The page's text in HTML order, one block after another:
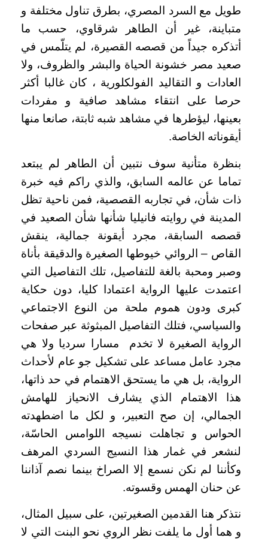
طويل مع السرد المصري، بطرق تناول مختلفة و
متباينة، غير أن الطاهر شرقاوي، حسب ما
أتذكره جيداً من قصصه القصيرة، لم يتلّمس في
صعيد مصر خشونة الحياة والبشر والظروف، ولا
العادات و التقاليد الفولكلورية ، كان غالبا أكثر
حرصا على انتقاء مشاهد صافية و مفردات
بعينها، ليؤطرها في مشاهد شبه ثابتة، صانعا منها
أيقوناته الخاصة.
بنظرة متأنية سوف نتبين أن الطاهر لم يبتعد
تماما عن عالمه السابق، والذي راكم فيه خبرة
ذات شأن، في تجاربه القصصية، فمن ناحية تظل
المدينة في روايته فانيليا شأنها شأن الصعيد في
قصصه السابقة، مجرد أيقونة جمالية، ينقش
القاص – الروائي خيوطها الصغيرة والدقيقة بأناة
وصبر ومحبة بالغة للتفاصيل، تلك التفاصيل التي
اعتمدت عليها الرواية اعتمادا كليا، دون حكاية
كبرى ودون هموم ملحة من النوع الاجتماعي
والسياسي، فتلك التفاصيل المبثوثة عبر صفحات
الرواية الصغيرة لا تخدم مسارا سرديا ولا هي
مجرد عامل مساعد على تشكيل جو عام لأحداث
الرواية، بل هي ما يستحق الاهتمام في حد ذاتها،
هذا الاهتمام الذي يشارف الانحياز للهامش
الجمالي، إن صح التعبير، و لكل ما اضطهدته
الحواس و تجاهلت نسيجه اللوامس الحاسّة،
لنشعر في غمار هذا النسيج السردي المرهف
وكأننا لم نكن نسمع إلا الصراخ بينما نصم آذاننا
عن حنان الهمس وقسوته.
نتذكر هنا القدمين الصغيرتين، على سبيل المثال،
و هما أول ما يلفت نظر الروي نحو البنت التي لا